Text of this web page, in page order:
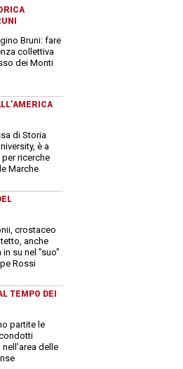
Bruni: fare
collettiva
dei Monti
di Storia
è a
ricerche
Marche
crostaceo
anche
su nel "suo"
Rossi
TEMPO DEI
partite le
delle